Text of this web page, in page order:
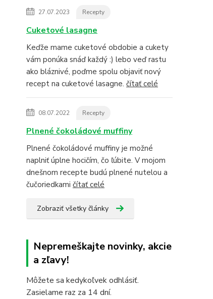
27.07.2023 Recepty
Cuketové lasagne
Keďže mame cuketové obdobie a cukety
vám ponúka snáď každý :) lebo veď rastu
ako bláznivé, poďme spolu objaviť nový
recept na cuketové lasagne. čítať celé
08.07.2022 Recepty
Plnené čokoládové muffiny
Plnené čokoládové muffiny je možné
naplniť úplne hocičím, čo ľúbite. V mojom
dnešnom recepte budú plnené nutelou a
čučoriedkami čítať celé
Zobraziť všetky články
Nepremeškajte novinky, akcie
a zľavy!
Môžete sa kedykoľvek odhlásiť.
Zasielame raz za 14 dní.